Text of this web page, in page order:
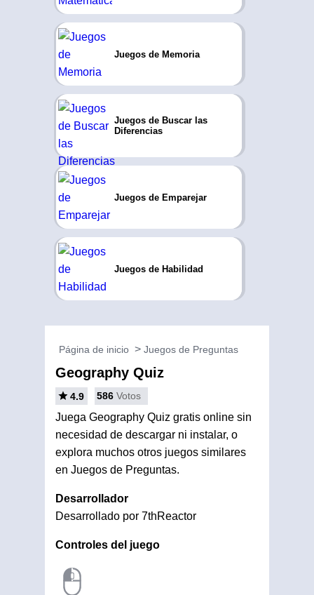
Juegos de Memoria
Juegos de Buscar las
Diferencias
Juegos de Emparejar
Juegos de Habilidad
Página de inicio Juegos de Preguntas
Geography Quiz
4.9 586 Votos
Juega Geography Quiz gratis online sin
necesidad de descargar ni instalar, o
explora muchos otros juegos similares
en Juegos de Preguntas.
Desarrollador
Desarrollado por 7thReactor
Controles del juego